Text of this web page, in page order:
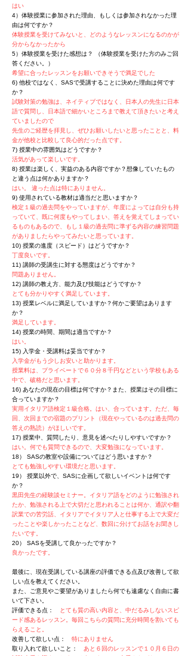
はい
4）体験授業に参加された理由、もしくは参加されなかった理
由は何ですか？
体験授業を受けてみないと、どのようなレッスンになるのかが
分からなかったから
5）体験授業を受けた感想は？ （体験授業を受けた方のみご回
答ください。）
希望に合ったレッスンをお願いできそうで満足でした
6) 他校ではなく、SASで受講することに決めた理由は何です
か？
試験対策の勉強は、ネイティブではなく、日本人の先生に日本
語で質問し、日本語で細かいところまで教えて頂きたいと考え
ていましたので
先生のご経歴を拝見し、ぜひお願いしたいと思ったことと、料
金が他校と比較して良心的だった点です。
7) 授業中の雰囲気はどうですか？
活気があって楽しいです。
8) 授業は楽しく、実益のある内容ですか？想像していたもの
と違う点は何かありますか？
はい。 違った点は特にありません。
9) 使用されている教材は適当だと思いますか？
検定１級の過去問をやっていますが、年度によっては自分も持
っていて、既に何度もやってしまい、答えを覚えてしまってい
るものもあるので、もし１級の過去問に準ずる内容の練習問題
がありましたらやってみたいと思っています。
10) 授業の進度（スピード）はどうですか？
丁度良いです。
11) 講師の受講生に対する態度はどうですか？
問題ありません。
12) 講師の教え方、能力及び技能はどうですか？
とても分かりやすく満足しています。
13) 授業レベルに満足していますか？何かご要望はあります
か？
満足しています。
14) 授業の時間、期間は適当ですか？
はい。
15) 入学金・受講料は妥当ですか？
入学金がもう少しお安いと助かります。
授業料は、プライベートで６０分８千円などという学校もある
中で、破格だと思います。
16) あなたの現在の目標は何ですか？また、授業はその目標に
合っていますか？
実用イタリア語検定１級合格。はい、合っています。ただ、毎
回、次回までの宿題のプリント（現在やっているのは過去問の
答えの熟読）がほしいです。
17) 授業中、質問したり、意見を述べたりしやすいですか？
はい。何でも質問できるので、大変勉強になっています。
18） SASの教室や設備についてはどう思いますか？
とても勉強しやすい環境だと思います。
19） 授業以外で、SASに企画して欲しいイベントは何です
か？
黒田先生の経験談セミナー。イタリア語をどのように勉強され
たか、勉強される上で大切だと思われることは何か、通訳や翻
訳業での苦労話、イタリアでイタリア人と仕事する上で大変だ
ったことや楽しかったことなど、数回に分けてお話をお聞きし
たいです。
20） SASを受講して良かったですか？
良かったです。
最後に、現在受講している講座の評価できる点及び改善して欲
しい点を教えてください。
また、ご意見やご要望がありましたら何でも遠慮なく自由に書
いて下さい。
評価できる点：
とても質の高い内容と、中だるみしないスピ
ード感あるレッスン。毎回こちらの質問に充分時間を割いても
らえること。
改善して欲しい点： 特にありません
取り入れて欲しいこと： あと６回のレッスンで１０月６日の